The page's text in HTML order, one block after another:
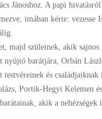
Jánoshoz. A papi
imában kérte: vezesse
majd szüleinek, akik sajnos
nyújtó barátjára, Orbán
és családjaiknak
Portik-Hegyi Kelemen
akik a